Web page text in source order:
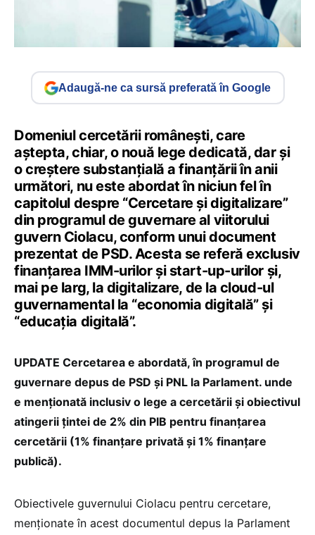
Adaugă-ne ca sursă preferată în Google
Domeniul cercetării românești, care
aștepta, chiar, o nouă lege dedicată, dar și
o creștere substanțială a finanțării în anii
următori, nu este abordat în niciun fel în
capitolul despre “Cercetare și digitalizare”
din programul de guvernare al viitorului
guvern Ciolacu, conform unui document
prezentat de PSD. Acesta se referă exclusiv
finanțarea IMM-urilor și start-up-urilor și,
mai pe larg, la digitalizare, de la cloud-ul
guvernamental la “economia digitală” și
“educația digitală”.
UPDATE Cercetarea e abordată, în programul de
guvernare depus de PSD și PNL la Parlament. unde
e menționată inclusiv o lege a cercetării și obiectivul
atingerii țintei de 2% din PIB pentru finanțarea
cercetării (1% finanțare privată și 1% finanțare
publică).
Obiectivele guvernului Ciolacu pentru cercetare,
menționate în acest documentul depus la Parlament